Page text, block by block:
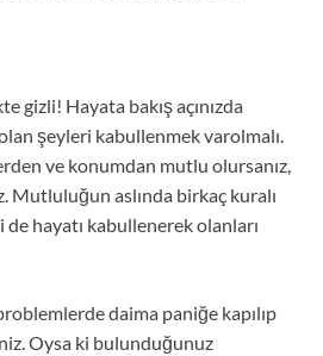
gizli! Hayata bakış açınızda
şeyleri kabullenmek varolmalı.
ve konumdan mutlu olursanız,
Mutluluğun aslında birkaç kuralı
hayatı kabullenerek olanları
daima paniğe kapılıp
Oysa ki bulunduğunuz